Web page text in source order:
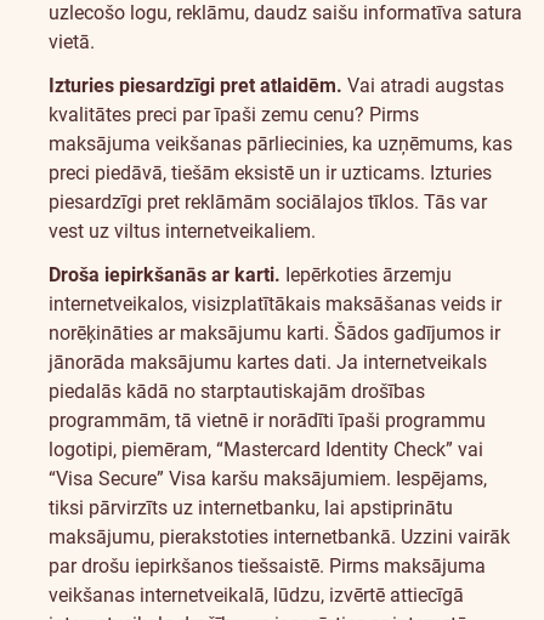
uzlecošo logu, reklāmu, daudz saišu informatīva satura
vietā.
Izturies piesardzīgi pret atlaidēm. Vai atradi augstas
kvalitātes preci par īpaši zemu cenu? Pirms
maksājuma veikšanas pārliecinies, ka uzņēmums, kas
preci piedāvā, tiešām eksistē un ir uzticams. Izturies
piesardzīgi pret reklāmām sociālajos tīklos. Tās var
vest uz viltus internetveikaliem.
Droša iepirkšanās ar karti. Iepērkoties ārzemju
internetveikalos, visizplatītākais maksāšanas veids ir
norēķināties ar maksājumu karti. Šādos gadījumos ir
jānorāda maksājumu kartes dati. Ja internetveikals
piedalās kādā no starptautiskajām drošības
programmām, tā vietnē ir norādīti īpaši programmu
logotipi, piemēram, “Mastercard Identity Check” vai
“Visa Secure” Visa karšu maksājumiem. Iespējams,
tiksi pārvirzīts uz internetbanku, lai apstiprinātu
maksājumu, pierakstoties internetbankā. Uzzini vairāk
par drošu iepirkšanos tiešsaistē. Pirms maksājuma
veikšanas internetveikalā, lūdzu, izvērtē attiecīgā